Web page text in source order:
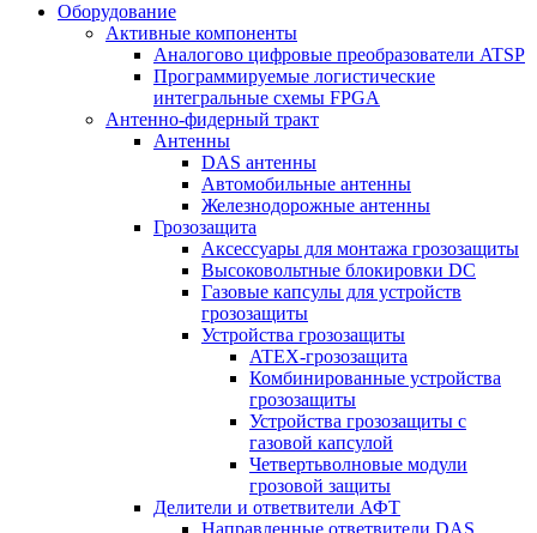
Оборудование
Активные компоненты
Аналогово цифровые преобразователи ATSP
Программируемые логистические
интегральные схемы FPGA
Антенно-фидерный тракт
Антенны
DAS антенны
Автомобильные антенны
Железнодорожные антенны
Грозозащита
Аксессуары для монтажа грозозащиты
Высоковольтные блокировки DC
Газовые капсулы для устройств
грозозащиты
Устройства грозозащиты
ATEX-грозозащита
Комбинированные устройства
грозозащиты
Устройства грозозащиты с
газовой капсулой
Четвертьволновые модули
грозовой защиты
Делители и ответвители АФТ
Направленные ответвители DAS